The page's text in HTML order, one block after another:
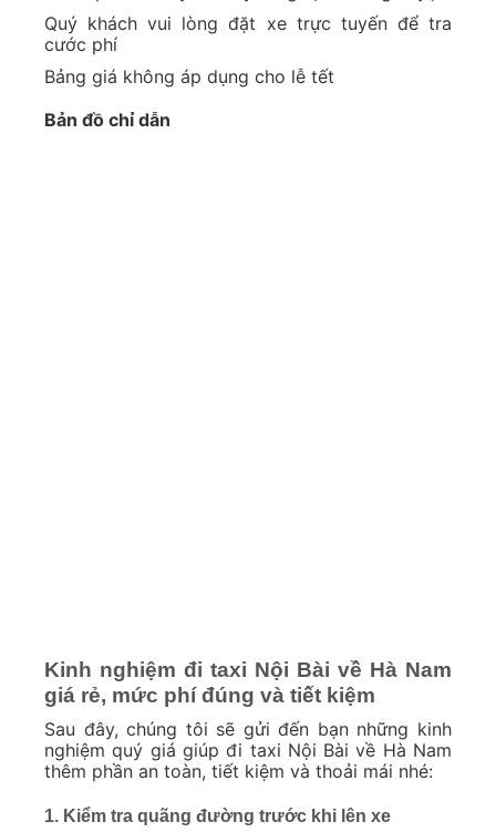
Quý khách vui lòng đặt xe trực tuyến để tra
cước phí
Bảng giá không áp dụng cho lễ tết
Bản đồ chỉ dẫn
Kinh nghiệm đi taxi Nội Bài về Hà Nam
giá rẻ, mức phí đúng và tiết kiệm
Sau đây, chúng tôi sẽ gửi đến bạn những kinh
nghiệm quý giá giúp đi taxi Nội Bài về Hà Nam
thêm phần an toàn, tiết kiệm và thoải mái nhé:
1. Kiểm tra quãng đường trước khi lên xe